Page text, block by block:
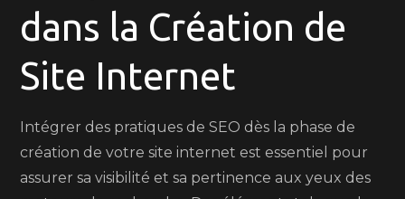
dans la Création de
Site Internet
Intégrer des pratiques de SEO dès la phase de
création de votre site internet est essentiel pour
assurer sa visibilité et sa pertinence aux yeux des